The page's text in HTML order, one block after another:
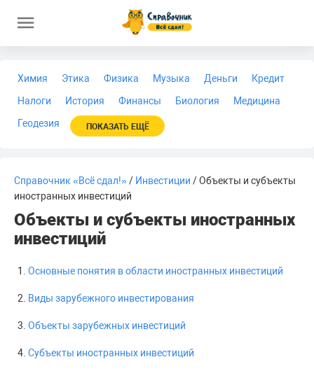
Химия Этика Физика Музыка Деньги
Кредит
Налоги
История Финансы Биология
Медицина
Геодезия
ПОКАЗАТЬ ЕЩЁ
Справочник «Всё сдал!»/ Инвестиции / Объекты и субъекты
иностранных инвестиций
Объекты и субъекты иностранных
инвестиций
Основные понятия в области иностранных инвестиций
Виды зарубежного инвестирования
Объекты зарубежных инвестиций
Субъекты иностранных инвестиций